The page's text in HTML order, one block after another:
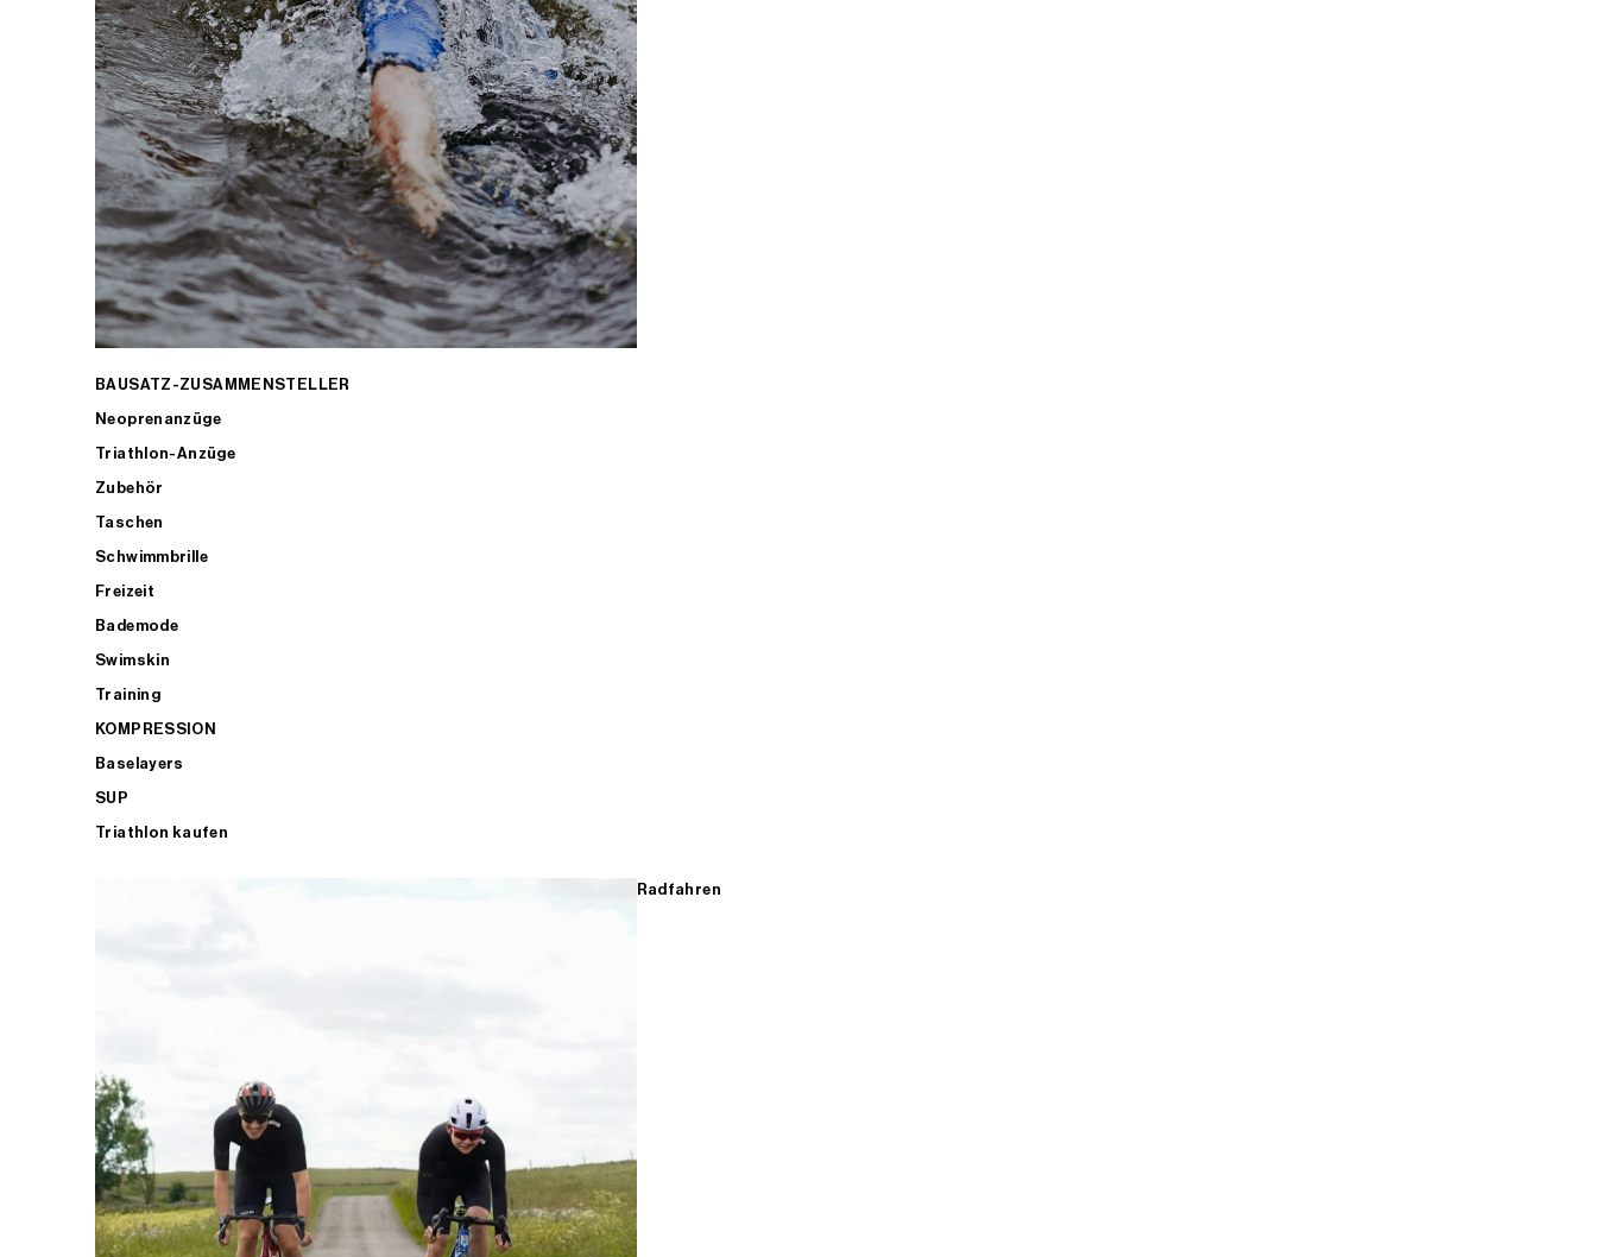
BAUSATZ-ZUSAMMENSTELLER
Neoprenanzüge
Triathlon-Anzüge
Zubehör
Taschen
Schwimmbrille
Freizeit
Bademode
Swimskin
Training
KOMPRESSION
Baselayers
SUP
Triathlon kaufen
Radfahren